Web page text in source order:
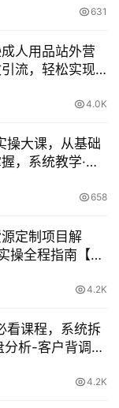
揭秘】
631
人用品站外营
流，轻松实现
4.0K
操大课，从基础
，系统教学·案
658
定制项目解
操全程指南【深
4.2K
看课程，系统拆
分析-客户背调-
4.2K